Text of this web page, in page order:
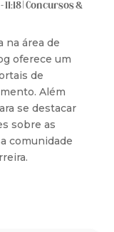
|Concursos &
na área de
oferece um
de
Além
se destacar
sobre as
comunidade